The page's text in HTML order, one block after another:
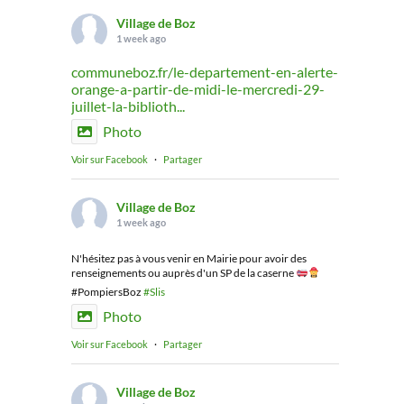
Village de Boz
1 week ago
communeboz.fr/le-departement-en-alerte-
orange-a-partir-de-midi-le-mercredi-29-
juillet-la-biblioth...
Photo
Voir sur Facebook · Partager
Village de Boz
1 week ago
N'hésitez pas à vous venir en Mairie pour avoir des
renseignements ou auprès d'un SP de la caserne
#PompiersBoz #Slis
Photo
Voir sur Facebook · Partager
Village de Boz